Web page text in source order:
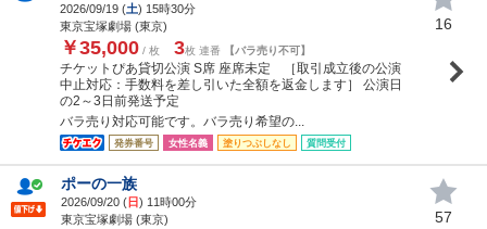
2026/09/19 (土) 15時30分
東京宝塚劇場 (東京)
￥35,000 / 枚 3枚 連番 【バラ売り不可】
チケットぴあ貸切公演 S席 座席未定 ［取引成立後の公演
中止対応：手数料を差し引いた全額を返金します］ 公演日
の2～3日前発送予定
バラ売り対応可能です。バラ売り希望の...
発券番号 女性名義 塗りつぶしなし 質問受付
16
ポーの一族
2026/09/20 (日) 11時00分
東京宝塚劇場 (東京)
57